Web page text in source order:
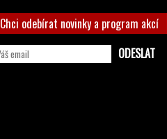
Chci odebírat novinky a program akcí